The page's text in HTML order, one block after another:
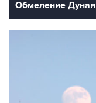
Обмеление Дуная